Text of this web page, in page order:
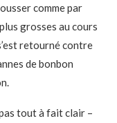
comme par
grosses au cours
retourné contre
de bonbon
pas tout à fait clair –